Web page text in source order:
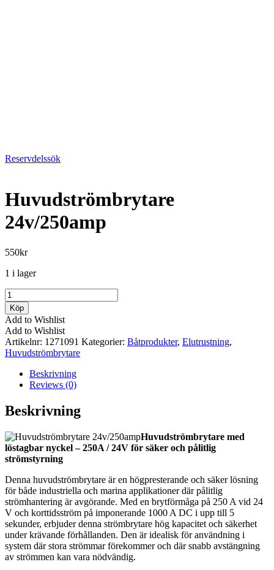
Reservdelssök
Huvudströmbrytare
24v/250amp
550kr
1 i lager
Huvudströmbrytare
24v/250amp
mängd
Köp
Add to Wishlist
Add to Wishlist
Artikelnr: 1271091 Kategorier: Båtprodukter, Elutrustning,
Huvudströmbrytare
Beskrivning
Reviews (0)
Beskrivning
Huvudströmbrytare med
löstagbar nyckel – 250A / 24V för säker och pålitlig
strömstyrning
Denna huvudströmbrytare är en högpresterande och säker lösning
för både industriella och marina applikationer där pålitlig
strömhantering är avgörande. Med en brytförmåga på 250 A vid 24
V och korttidsström på imponerande 1000 A DC i upp till 5
sekunder, erbjuder denna strömbrytare hög kapacitet och säkerhet
under krävande förhållanden. Den är idealisk för användning i
system där stora strömmar förekommer och där snabb avstängning
av strömmen kan vara nödvändig.